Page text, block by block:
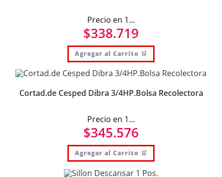
Precio en 1...
$338.719
Agregar al Carrito 🛒
Cortad.de Cesped Dibra 3/4HP.Bolsa Recolectora
Precio en 1...
$345.576
Agregar al Carrito 🛒